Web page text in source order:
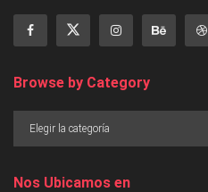
Browse by Category
Nos Ubicamos en